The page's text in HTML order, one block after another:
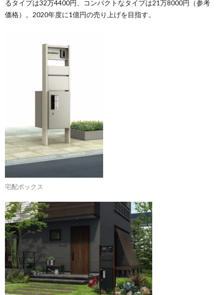
るタイプは32万4400円、コンパクトなタイプは21万8000円（参考
価格）。2020年度に1億円の売り上げを目指す。
宅配ボックス